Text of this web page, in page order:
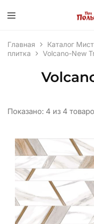
Главная Каталог
плитка
Volcano-New
Показано: 4 из 4